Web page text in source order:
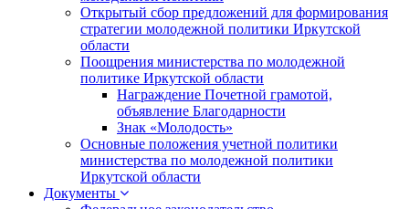
Открытый сбор предложений для формирования
стратегии молодежной политики Иркутской
области
Поощрения министерства по молодежной
политике Иркутской области
Награждение Почетной грамотой,
объявление Благодарности
Знак «Молодость»
Основные положения учетной политики
министерства по молодежной политики
Иркутской области
Документы